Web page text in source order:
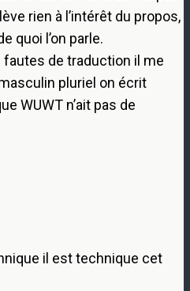
rien à l’intérêt du propos,
quoi l’on parle.
de traduction il me
pluriel on écrit
WUWT n’ait pas de
il est technique cet